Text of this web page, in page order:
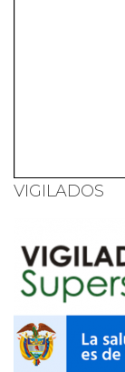
VIGILADOS